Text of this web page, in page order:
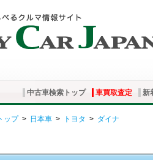
中古車検索トップ 車買取査定 新
ップ> 日本車 > トヨタ > ダイナ